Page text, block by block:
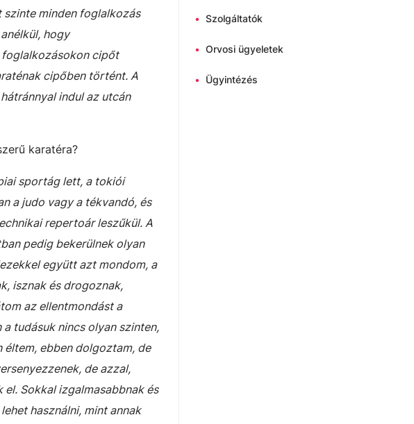
szinte minden foglalkozás
hogy
foglalkozásokon cipőt
cipőben történt. A
indul az utcán
karatéra?
sportág lett, a tokiói
a judo vagy a tékvandó, és
repertoár leszűkül. A
pedig bekerülnek olyan
együtt azt mondom, a
isznak és drogoznak,
az ellentmondást a
tudásuk nincs olyan szinten,
éltem, ebben dolgoztam, de
de azzal,
Sokkal izgalmasabbnak és
használni, mint annak
• Szolgáltatók
• Orvosi ügyeletek
• Ügyintézés